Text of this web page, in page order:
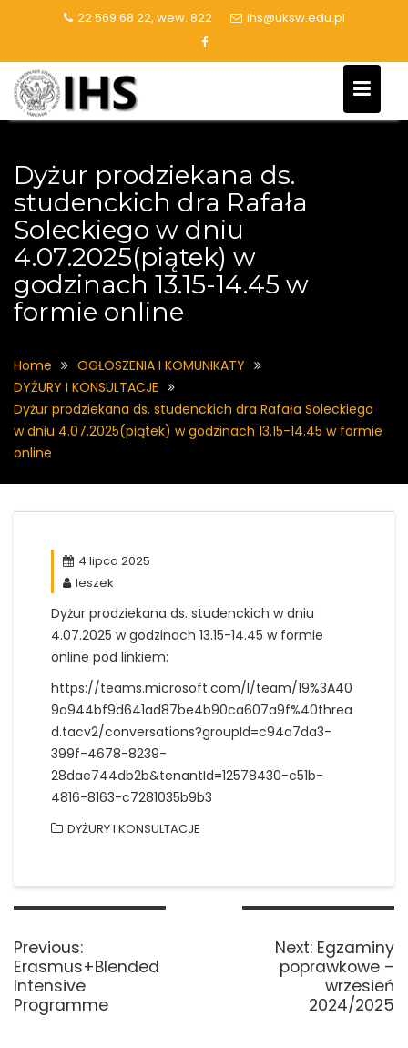
22 569 68 22, wew. 822 ihs@uksw.edu.pl
Dyżur prodziekana ds.
studenckich dra Rafała
Soleckiego w dniu
4.07.2025(piątek) w
godzinach 13.15-14.45 w
formie online
Home
OGŁOSZENIA I KOMUNIKATY
DYŻURY I KONSULTACJE
Dyżur prodziekana ds. studenckich dra Rafała Soleckiego
w dniu 4.07.2025(piątek) w godzinach 13.15-14.45 w formie
online
4 lipca 2025
leszek
Dyżur prodziekana ds. studenckich w dniu
4.07.2025 w godzinach 13.15-14.45 w formie
online pod linkiem:
https://teams.microsoft.com/l/team/19%3A40
9a944bf9d641ad87be4b90ca607a9f%40threa
d.tacv2/conversations?groupId=c94a7da3-
399f-4678-8239-
28dae744db2b&tenantId=12578430-c51b-
4816-8163-c7281035b9b3
DYŻURY I KONSULTACJE
Nawigacja
Previous:Previous
post:
Erasmus+Blended
Intensive
Programme
Next: Next
post:
Egzaminy
poprawkowe –
wrzesień
2024/2025